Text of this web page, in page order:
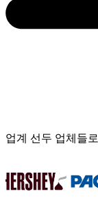
업계 선두 업체들